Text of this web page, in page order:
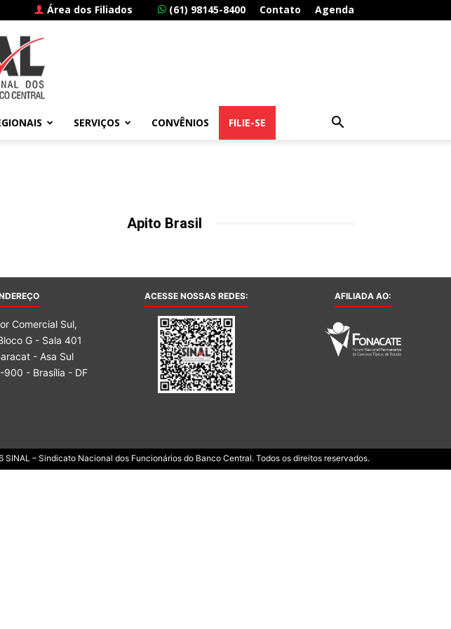
Área dos Filiados (61) 98145-8400 Contato Agenda
SERVIÇOS CONVÊNIOS FILIE-SE
Apito Brasil
Comercial Sul,
G - Sala 401
- Asa Sul
900 - Brasília - DF
ACESSE NOSSAS REDES: AFILIADA AO:
SINAL – Sindicato Nacional dos Funcionários do Banco Central. Todos os direitos reservados.